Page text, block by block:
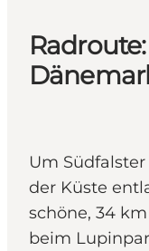
Um
der Küste
schöne, 34
beim